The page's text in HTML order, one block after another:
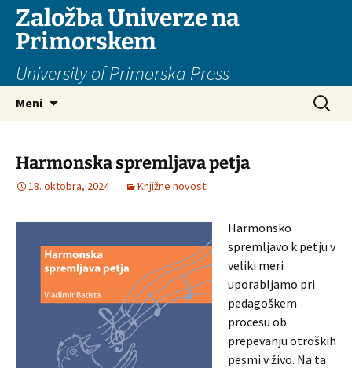
Založba Univerze na
Primorskem
University of Primorska Press
Meni Išči:
Harmonska spremljava petja
18. oktobra, 2024 Knjižne novosti
Harmonsko
spremljavo k petju v
veliki meri
uporabljamo pri
pedagoškem
procesu ob
prepevanju otroških
pesmi v živo. Na ta